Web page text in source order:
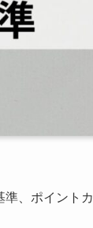
準、ポイントカ